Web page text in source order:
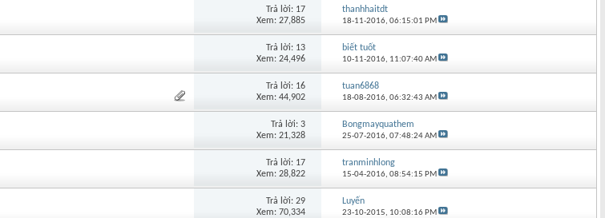
Trả lời: 17
Xem: 27,885
thanhhaitdt
18-11-2016,06:15:01 PM
Trả lời: 13
Xem: 24,496
biết tuốt
10-11-2016, 11:07:40 AM
Trả lời: 16
Xem: 44,902
tuan6868
18-08-2016,06:32:43 AM
Trả lời: 3
Xem: 21,328
Bongmayquathem
25-07-2016,07:48:24 AM
Trả lời: 17
Xem: 28,822
tranminhlong
15-04-2016,08:54:15 PM
Trả lời: 29
Xem: 70,334
Luyến
23-10-2015, 10:08:16 PM